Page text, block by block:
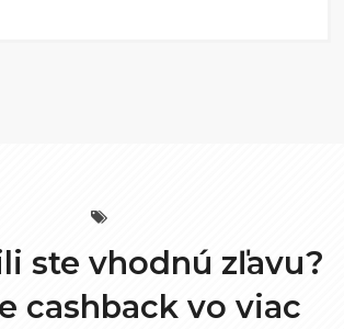
ste vhodnú zľavu?
cashback vo viac